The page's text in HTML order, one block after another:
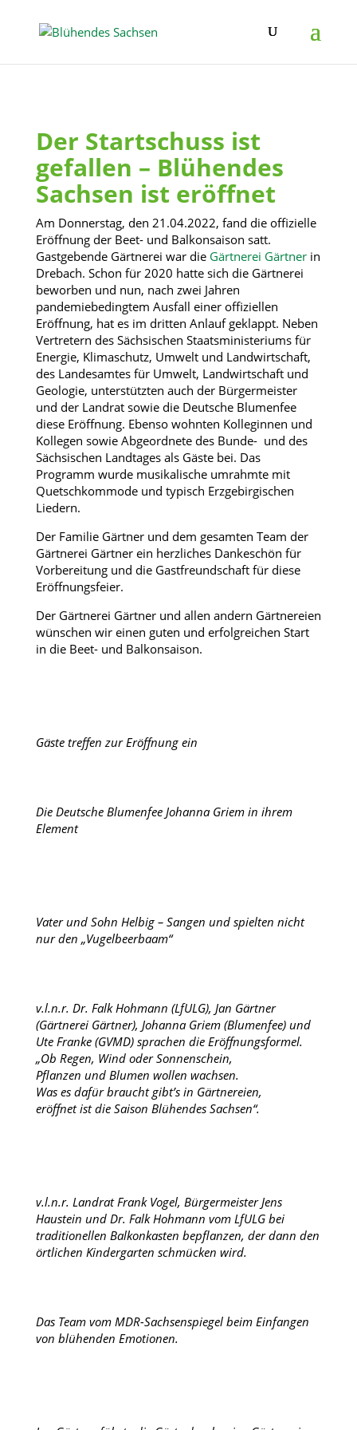
Der Startschuss ist
gefallen – Blühendes
Sachsen ist eröffnet
Am Donnerstag, den 21.04.2022, fand die offizielle
Eröffnung der Beet- und Balkonsaison satt.
Gastgebende Gärtnerei war die Gärtnerei Gärtnerin
Drebach. Schon für 2020 hatte sich die Gärtnerei
beworben und nun, nach zwei Jahren
pandemiebedingtem Ausfall einer offiziellen
Eröffnung, hat es im dritten Anlauf geklappt. Neben
Vertretern des Sächsischen Staatsministeriums für
Energie, Klimaschutz, Umwelt und Landwirtschaft,
des Landesamtes für Umwelt, Landwirtschaft und
Geologie, unterstützten auch der Bürgermeister
und der Landrat sowie die Deutsche Blumenfee
diese Eröffnung. Ebenso wohnten Kolleginnen und
Kollegen sowie Abgeordnete des Bunde- und des
Sächsischen Landtages als Gäste bei. Das
Programm wurde musikalische umrahmte mit
Quetschkommode und typisch Erzgebirgischen
Liedern.
Der Familie Gärtner und dem gesamten Team der
Gärtnerei Gärtner ein herzliches Dankeschön für
Vorbereitung und die Gastfreundschaft für diese
Eröffnungsfeier.
Der Gärtnerei Gärtner und allen andern Gärtnereien
wünschen wir einen guten und erfolgreichen Start
in die Beet- und Balkonsaison.
Gäste treffen zur Eröffnung ein
Die Deutsche Blumenfee Johanna Griem in ihrem
Element
Vater und Sohn Helbig – Sangen und spielten nicht
nur den „Vugelbeerbaam“
v.l.n.r. Dr. Falk Hohmann (LfULG), Jan Gärtner
(Gärtnerei Gärtner), Johanna Griem (Blumenfee) und
Ute Franke (GVMD) sprachen die Eröffnungsformel.
„Ob Regen, Wind oder Sonnenschein,
Pflanzen und Blumen wollen wachsen.
Was es dafür braucht gibt’s in Gärtnereien,
eröffnet ist die Saison Blühendes Sachsen“.
v.l.n.r. Landrat Frank Vogel, Bürgermeister Jens
Haustein und Dr. Falk Hohmann vom LfULG bei
traditionellen Balkonkasten bepflanzen, der dann den
örtlichen Kindergarten schmücken wird.
Das Team vom MDR-Sachsenspiegel beim Einfangen
von blühenden Emotionen.